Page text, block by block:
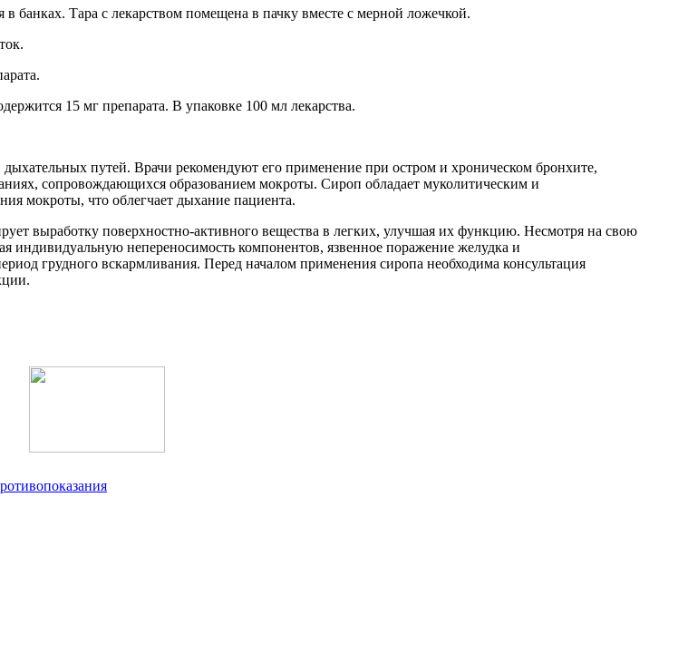
банках. Тара с лекарством помещена в пачку вместе с мерной ложечкой.
15 мг препарата. В упаковке 100 мл лекарства.
путей. Врачи рекомендуют его применение при остром и хроническом бронхите,
сопровождающихся образованием мокроты. Сироп обладает муколитическим и
мокроты, что облегчает дыхание пациента.
выработку поверхностно-активного вещества в легких, улучшая их функцию. Несмотря на свою
индивидуальную непереносимость компонентов, язвенное поражение желудка и
грудного вскармливания. Перед началом применения сиропа необходима консультация